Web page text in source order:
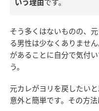
そう多くはないものの、
る男性は少なくありませ
があることに自分で気付
う。
元カレがヨリを戻したい
意外と簡単です。その方法